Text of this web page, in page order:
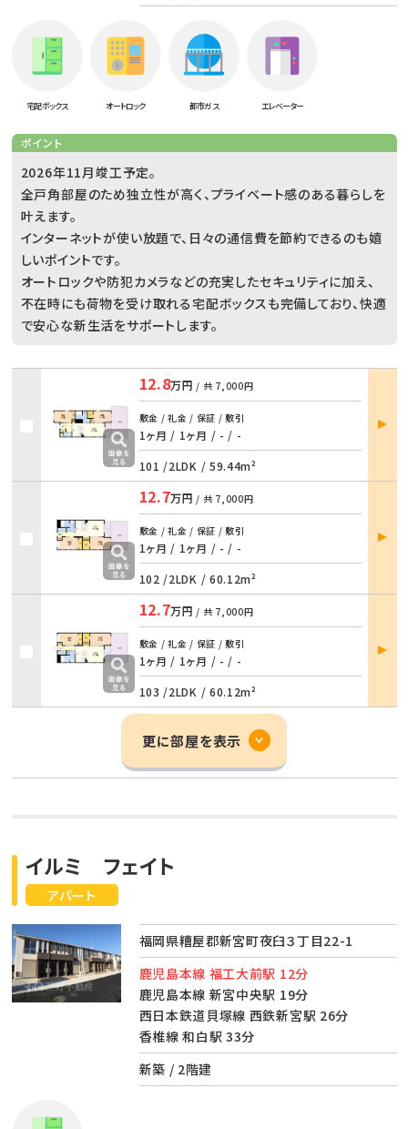
宅配ボックス オートロック 都市ガス エレベーター
ポイント
2026年11月竣工予定。
全戸角部屋のため独立性が高く、プライベート感のある暮らしを
叶えます。
インターネットが使い放題で、日々の通信費を節約できるのも嬉
しいポイントです。
オートロックや防犯カメラなどの充実したセキュリティに加え、
不在時にも荷物を受け取れる宅配ボックスも完備しており、快適
で安心な新生活をサポートします。
12.8万円 / 共 7,000円
敷金 / 礼金 / 保証 / 敷引
1ヶ月 / 1ヶ月 / - / -
101 /2LDK / 59.44m²
部屋
詳細
12.7万円 / 共 7,000円
敷金 / 礼金 / 保証 / 敷引
1ヶ月 / 1ヶ月 / - / -
102 /2LDK / 60.12m²
部屋
詳細
12.7万円 / 共 7,000円
敷金 / 礼金 / 保証 / 敷引
1ヶ月 / 1ヶ月 / - / -
103 /2LDK / 60.12m²
部屋
詳細
更に部屋を表示
アパート
イルミ フェイト
福岡県糟屋郡新宮町夜臼３丁目22-1
鹿児島本線 福工大前駅 12分
鹿児島本線 新宮中央駅 19分
西日本鉄道貝塚線 西鉄新宮駅 26分
香椎線 和白駅 33分
新築 / 2階建